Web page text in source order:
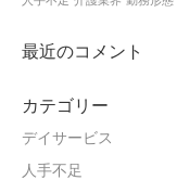
最近のコメント
カテゴリー
デイサービス
人手不足